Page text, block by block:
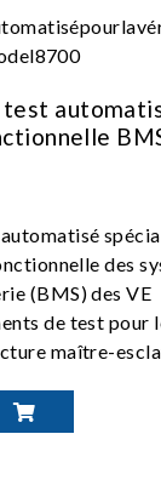
des
(BMS) des VE
de test pour
maître-
tels que
etc.